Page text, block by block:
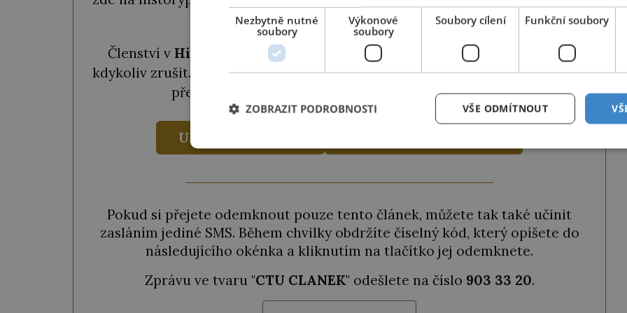
vydavatelství.
Členství v History Plus klubu stojí pouhých 69 Kč měsíčně
a můžete ho
kdykoliv zrušit. Pokud chcete členství ještě výhodněji, můžete si vybrat roční
předplatné za
2 měsíce zdarma.
UKÁZAT VÝHODY
Pokud si přejete odemknout pouze tento článek, můžete tak také učinit
zasláním jediné SMS. Během chvilky obdržíte číselný kód, který opíšete do
následujícího okénka a kliknutím na tlačítko jej odemknete.
Zprávu ve tvaru "CTU CLANEK" odešlete na číslo 903 33 20.
Nezbytně nutné
soubory
Výkonové
soubory
Soubory cílení Funkční soubory
VŠE ODMÍTNOUT
ZOBRAZIT PODROBNOSTI